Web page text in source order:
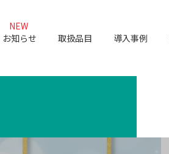
お知らせ
NEW
取扱品目
導入事例